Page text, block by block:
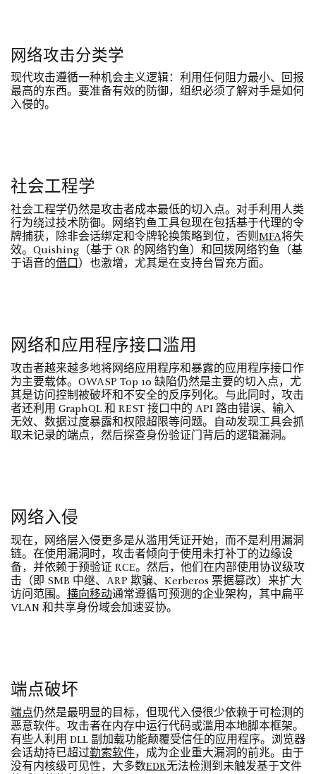
网络攻击分类学
现代攻击遵循一种机会主义逻辑：利用任何阻力最小、回报
最高的东西。要准备有效的防御，组织必须了解对手是如何
入侵的。
社会工程学
社会工程学仍然是攻击者成本最低的切入点。对手利用人类
行为绕过技术防御。网络钓鱼工具包现在包括基于代理的令
牌捕获，除非会话绑定和令牌轮换策略到位，否则 MFA将失
效。Quishing（基于 QR 的网络钓鱼）和回拨网络钓鱼（基
于语音的借口 ）也激增，尤其是在支持台冒充方面。
网络和应用程序接口滥用
攻击者越来越多地将网络应用程序和暴露的应用程序接口作
为主要载体。OWASP Top 10 缺陷仍然是主要的切入点，尤
其是访问控制被破坏和不安全的反序列化。与此同时，攻击
者还利用 GraphQL 和 REST 接口中的 API 路由错误、输入
无效、数据过度暴露和权限超限等问题。自动发现工具会抓
取未记录的端点，然后探查身份验证门背后的逻辑漏洞。
网络入侵
现在，网络层入侵更多是从滥用凭证开始，而不是利用漏洞
链。在使用漏洞时，攻击者倾向于使用未打补丁的边缘设
备，并依赖于预验证 RCE。然后，他们在内部使用协议级攻
击（即 SMB 中继、ARP 欺骗、Kerberos 票据篡改）来扩大
访问范围。 横向移动通常遵循可预测的企业架构，其中扁平
VLAN 和共享身份域会加速妥协。
端点破坏
端点仍然是最明显的目标，但现代入侵很少依赖于可检测的
恶意软件。攻击者在内存中运行代码或滥用本地脚本框架。
有些人利用 DLL 副加载功能颠覆受信任的应用程序。浏览器
会话劫持已超过勒索软件，成为企业重大漏洞的前兆。由于
没有内核级可见性，大多数EDR无法检测到未触发基于文件